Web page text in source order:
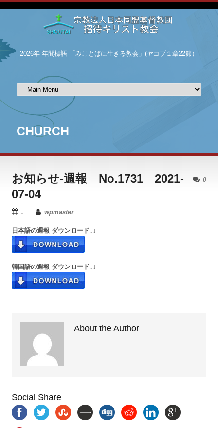
2026年 年間標語 「みことばに生きる教会」(ヤコブ１章22節）
CHURCH
0
お知らせ-週報 No.1731 2021-
07-04
. wpmaster
日本語の週報 ダウンロード↓↓
韓国語の週報 ダウンロード↓↓
About the Author
Social Share